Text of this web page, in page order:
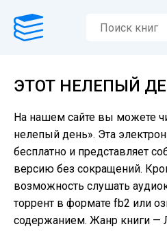
ЭТОТ НЕЛЕПЫЙ
На нашем сайте вы можете
нелепый день». Эта
бесплатно и представляет
версию без сокращений.
возможность слушать
торрент в формате fb2 или
содержанием. Жанр книги —